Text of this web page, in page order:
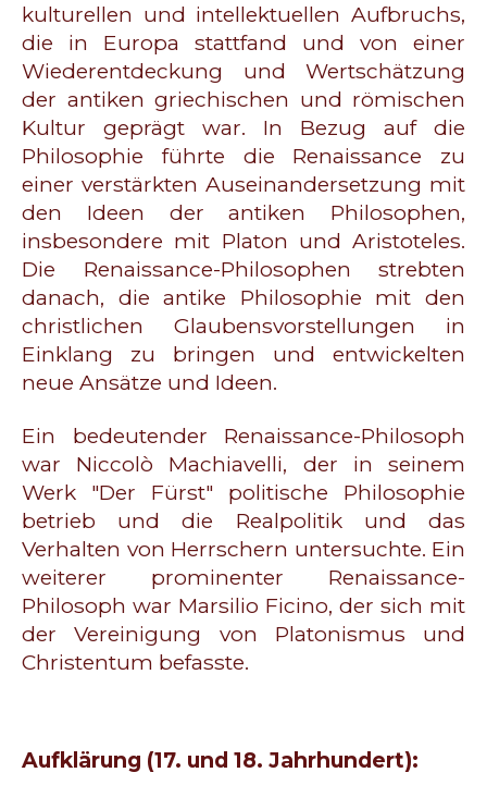
kulturellen und intellektuellen Aufbruchs,
die in Europa stattfand und von einer
Wiederentdeckung und Wertschätzung
der antiken griechischen und römischen
Kultur geprägt war. In Bezug auf die
Philosophie führte die Renaissance zu
einer verstärkten Auseinandersetzung mit
den Ideen der antiken Philosophen,
insbesondere mit Platon und Aristoteles.
Die Renaissance-Philosophen strebten
danach, die antike Philosophie mit den
christlichen Glaubensvorstellungen in
Einklang zu bringen und entwickelten
neue Ansätze und Ideen.
Ein bedeutender Renaissance-Philosoph
war Niccolò Machiavelli, der in seinem
Werk "Der Fürst" politische Philosophie
betrieb und die Realpolitik und das
Verhalten von Herrschern untersuchte. Ein
weiterer prominenter Renaissance-
Philosoph war Marsilio Ficino, der sich mit
der Vereinigung von Platonismus und
Christentum befasste.
Aufklärung (17. und 18. Jahrhundert):